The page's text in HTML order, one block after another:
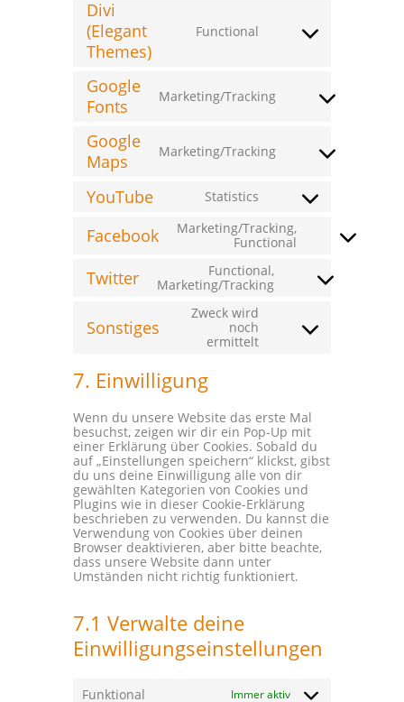
complianz
Divi
(Elegant
Themes)
Functional
Consent
(elegant-
themes)
Google
Fonts
Marketing/Tracking
Consent
google-
Google
Maps
Marketing/Tracking
Consent
google-
YouTube Statistics
Consent
service
youtube
Facebook
Marketing/Tracking,
Functional
Consent
facebook
Twitter
Functional,
Marketing/Tracking
Consent
twitter
Sonstiges
Zweck wird
noch
ermittelt
Consent
7. Einwilligung
Wenn du unsere Website das erste Mal
besuchst, zeigen wir dir ein Pop-Up mit
einer Erklärung über Cookies. Sobald du
auf „Einstellungen speichern“ klickst, gibst
du uns deine Einwilligung alle von dir
gewählten Kategorien von Cookies und
Plugins wie in dieser Cookie-Erklärung
beschrieben zu verwenden. Du kannst die
Verwendung von Cookies über deinen
Browser deaktivieren, aber bitte beachte,
dass unsere Website dann unter
Umständen nicht richtig funktioniert.
7.1 Verwalte deine
Einwilligungseinstellungen
Funktional Immer aktiv